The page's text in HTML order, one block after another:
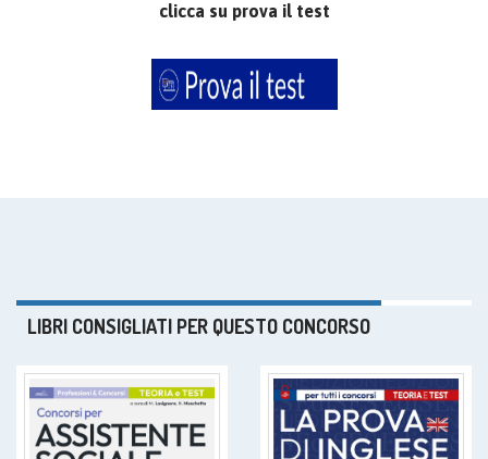
clicca su prova il test
LIBRI CONSIGLIATI PER QUESTO CONCORSO